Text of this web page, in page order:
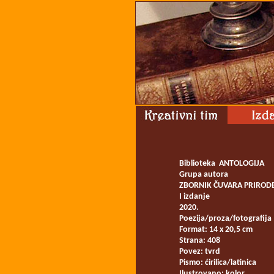
Biblioteka ANTOLOGIJA
Grupa autora
ZBORNIK ČUVARA
I izdanje
2020.
Poezija/proza/fotografija
Format: 14 x 20,5 cm
Strana: 408
Povez: tvrd
Pismo: ćirilica/latinica